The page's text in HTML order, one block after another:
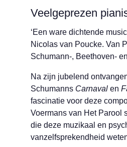
Veelgeprezen
‘Een ware dichtende
Nicolas van Poucke. Van
Schumann-, Beethoven-
Na zijn jubelend
Schumanns Carnavalen
fascinatie voor deze
Voermans van Het Parool
die deze muzikaal en
vanzelfsprekendheid